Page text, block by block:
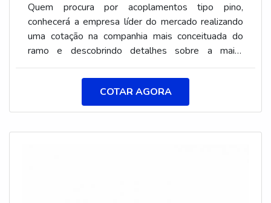
Quem procura por acoplamentos tipo pino,
conhecerá a empresa líder do mercado realizando
uma cotação na companhia mais conceituada do
ramo e descobrindo detalhes sobre a maior
referência em bom atendimento.Quando a procura
é por acoplamentos tipo pino, com os
colaboradores da Aciobras Acoplamentos o cliente
obtém excelente custo-benefício e
COTAR AGORA